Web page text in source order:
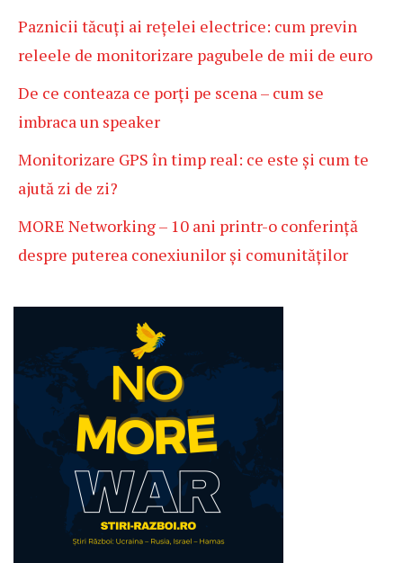
Paznicii tăcuți ai rețelei electrice: cum previn
releele de monitorizare pagubele de mii de euro
De ce conteaza ce porți pe scena – cum se
imbraca un speaker
Monitorizare GPS în timp real: ce este și cum te
ajută zi de zi?
MORE Networking – 10 ani printr-o conferință
despre puterea conexiunilor și comunităților